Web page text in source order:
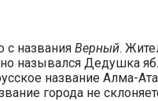
названия Верный.
назывался Дедушка
название Алма-
города не